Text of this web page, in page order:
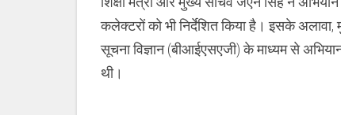
कलेक्टरों को भी निर्देशित किया है। इसके
सूचना विज्ञान (बीआईएसएजी) के माध्यम से
थी।